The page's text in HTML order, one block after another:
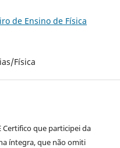
de Ensino de Física
Física
Certifico que participei da
íntegra, que não omiti